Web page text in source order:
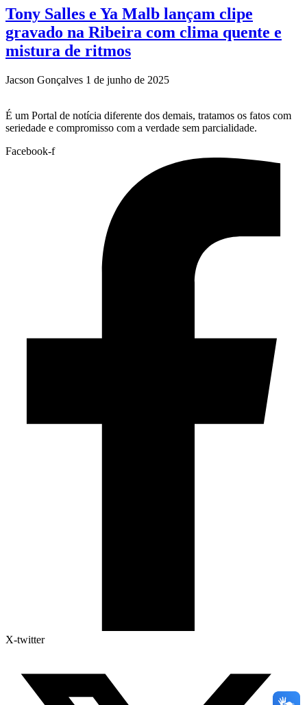
Tony Salles e Ya Malb lançam clipe
gravado na Ribeira com clima quente e
mistura de ritmos
Jacson Gonçalves 1 de junho de 2025
É um Portal de notícia diferente dos demais, tratamos os fatos com
seriedade e compromisso com a verdade sem parcialidade.
Facebook-f
X-twitter